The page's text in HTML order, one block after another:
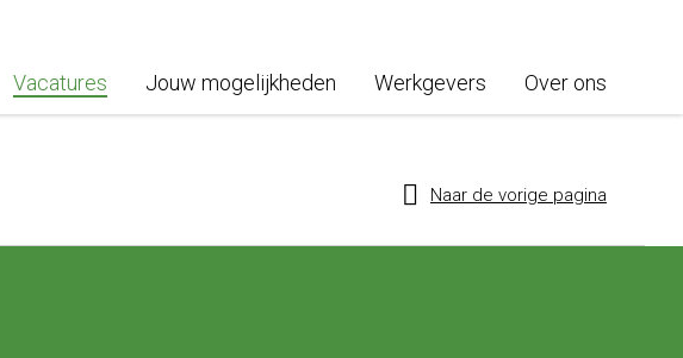
Vacatures Jouw mogelijkheden Werkgevers Over ons
Naar de vorige pagina